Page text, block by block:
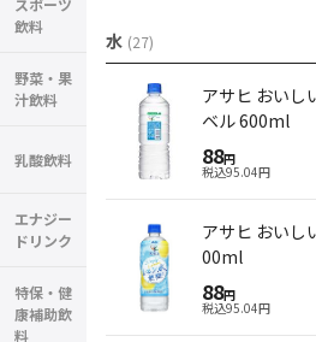
スポーツ
飲料
野菜・果
汁飲料
乳酸飲料
エナジー
ドリンク
特保・健
康補助飲
料
水 (27)
アサヒ おいし
ベル 600ml
88円
税込95.04円
アサヒ おいし
00ml
88円
税込95.04円